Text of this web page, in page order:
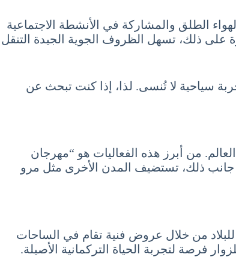
الطلق والمشاركة في الأنشطة الاجتماعية
على ذلك، تسهل الظروف الجوية الجيدة التنقل
سياحية لا تُنسى. لذا، إذا كنت تبحث عن
من أبرز هذه الفعاليات هو “مهرجان
جانب ذلك، تستضيف المدن الأخرى مثل مرو
من خلال عروض فنية تقام في الساحات
فرصة لتجربة الحياة التركمانية الأصيلة.